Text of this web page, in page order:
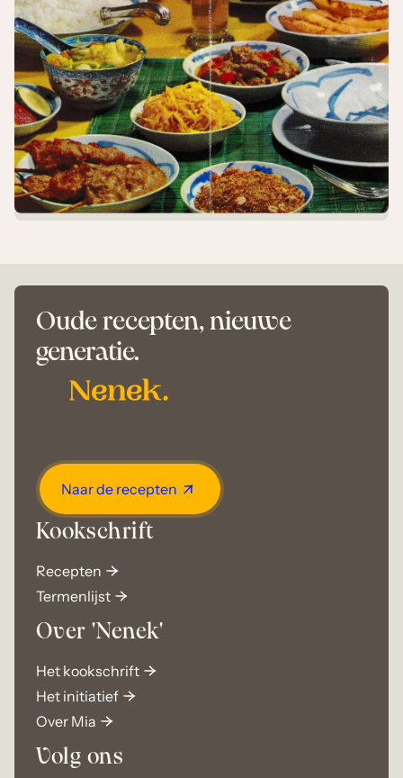
Oude recepten, nieuwe
generatie.
Naar de recepten
Kookschrift
Recepten
Termenlijst
Over 'Nenek'
Het kookschrift
Het initiatief
Over Mia
Volg ons